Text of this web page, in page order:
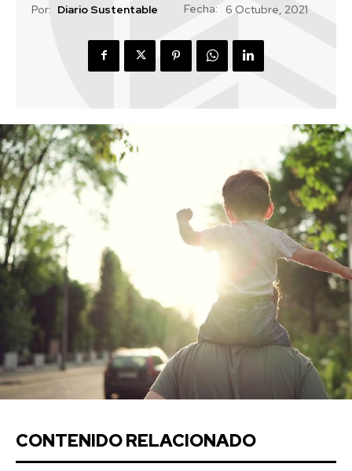
Por: Diario Sustentable Fecha: 6 Octubre, 2021
CONTENIDO RELACIONADO